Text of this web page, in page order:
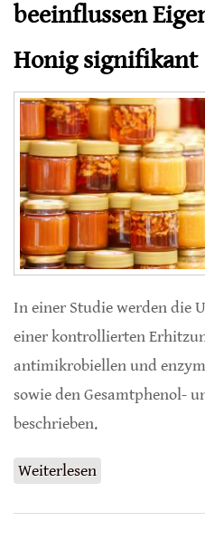
beeinflussen
Honig signifikant
In einer Studie werden die
einer kontrollierten
antimikrobiellen und
sowie den Gesamtphenol-
beschrieben.
Weiterlesen